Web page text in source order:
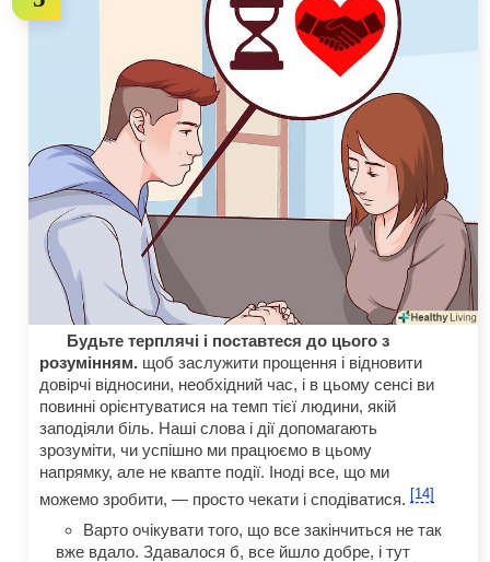
Будьте терплячі і поставтеся до цього з
розумінням. щоб заслужити прощення і відновити
довірчі відносини, необхідний час, і в цьому сенсі ви
повинні орієнтуватися на темп тієї людини, якій
заподіяли біль. Наші слова і дії допомагають
зрозуміти, чи успішно ми працюємо в цьому
напрямку, але не квапте події. Іноді все, що ми
можемо зробити, — просто чекати і сподіватися. [14]
Варто очікувати того, що все закінчиться не так
вже вдало. Здавалося б, все йшло добре, і тут